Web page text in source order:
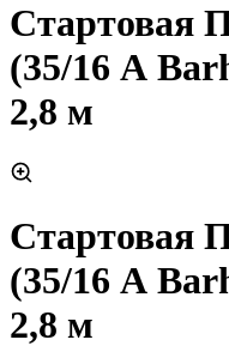
Стартовая
(35/16 А
2,8 м
Стартовая
(35/16 А
2,8 м